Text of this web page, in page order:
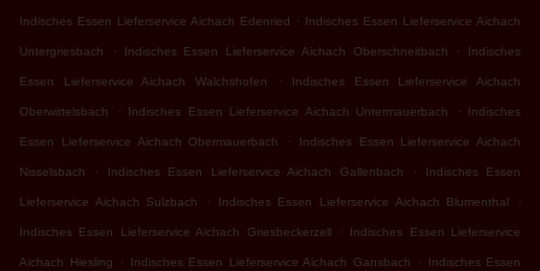
Indisches Essen Lieferservice Aichach Edenried . Indisches Essen Lieferservice Aichach
Untergriesbach . Indisches Essen Lieferservice Aichach Oberschneitbach . Indisches
Essen Lieferservice Aichach Walchshofen . Indisches Essen Lieferservice Aichach
Oberwittelsbach . Indisches Essen Lieferservice Aichach Untermauerbach . Indisches
Essen Lieferservice Aichach Obermauerbach . Indisches Essen Lieferservice Aichach
Nisselsbach . Indisches Essen Lieferservice Aichach Gallenbach . Indisches Essen
Lieferservice Aichach Sulzbach . Indisches Essen Lieferservice Aichach Blumenthal .
Indisches Essen Lieferservice Aichach Griesbeckerzell . Indisches Essen Lieferservice
Aichach Hiesling . Indisches Essen Lieferservice Aichach Gansbach . Indisches Essen